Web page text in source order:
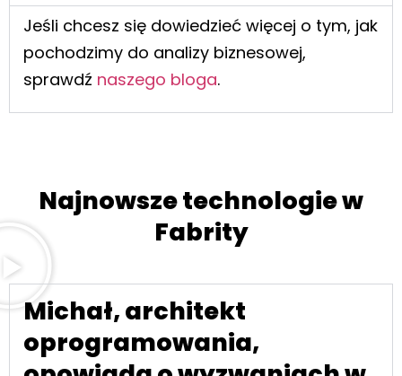
Jeśli chcesz się dowiedzieć więcej o tym, jak
pochodzimy do analizy biznesowej,
sprawdź naszego bloga.
Najnowsze technologie w
Fabrity
Michał, architekt
oprogramowania,